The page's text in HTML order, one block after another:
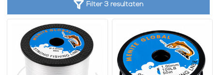
Filter 3 resultaten